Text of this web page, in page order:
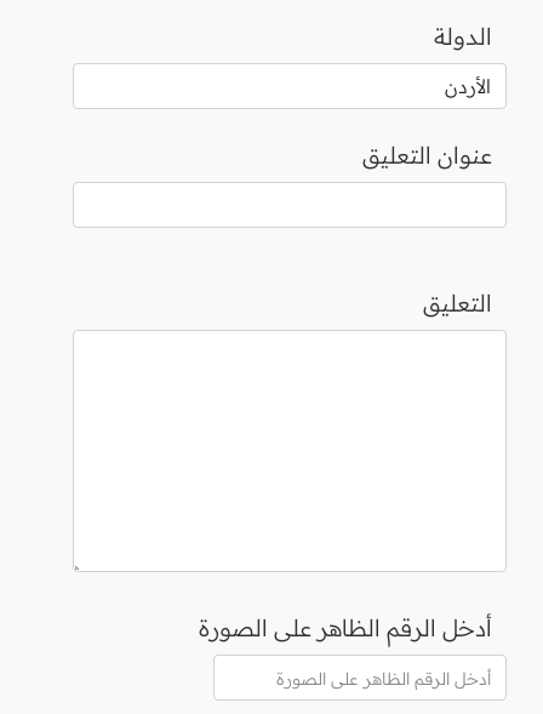
الدولة
عنوان التعليق
التعليق
أدخل الرقم الظاهر على الصورة